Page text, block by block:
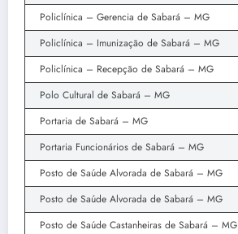
Policlínica – Gerencia de Sabará – MG
Policlínica – Imunização de Sabará – MG
Policlínica – Recepção de Sabará – MG
Polo Cultural de Sabará – MG
Portaria de Sabará – MG
Portaria Funcionários de Sabará – MG
Posto de Saúde Alvorada de Sabará – MG
Posto de Saúde Alvorada de Sabará – MG
Posto de Saúde Castanheiras de Sabará – MG